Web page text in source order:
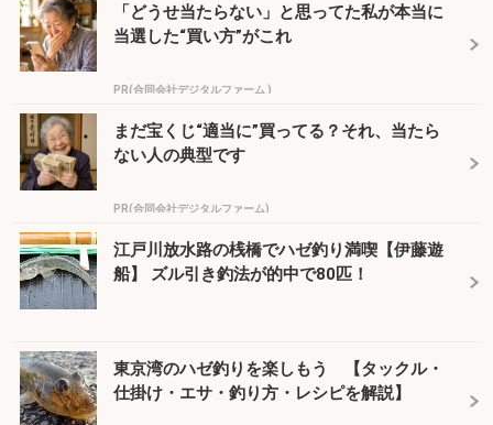
「どうせ当たらない」と思ってた私が本当に
当選した“買い方”がこれ
PR(合同会社デジタルファーム )
まだ宝くじ“適当に”買ってる？それ、当たら
ない人の典型です
PR(合同会社デジタルファーム)
江戸川放水路の桟橋でハゼ釣り満喫【伊藤遊
船】 ズル引き釣法が的中で80匹！
東京湾のハゼ釣りを楽しもう 【タックル・
仕掛け・エサ・釣り方・レシピを解説】